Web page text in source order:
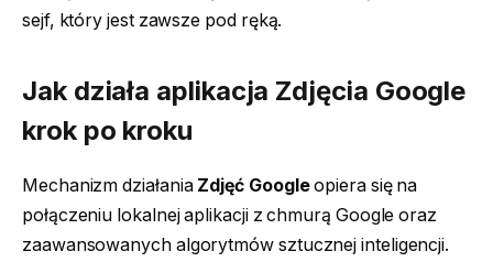
sejf, który jest zawsze pod ręką.
Jak działa aplikacja Zdjęcia Google
krok po kroku
Mechanizm działania Zdjęć Googleopiera się na
połączeniu lokalnej aplikacji z chmurą Google oraz
zaawansowanych algorytmów sztucznej inteligencji.